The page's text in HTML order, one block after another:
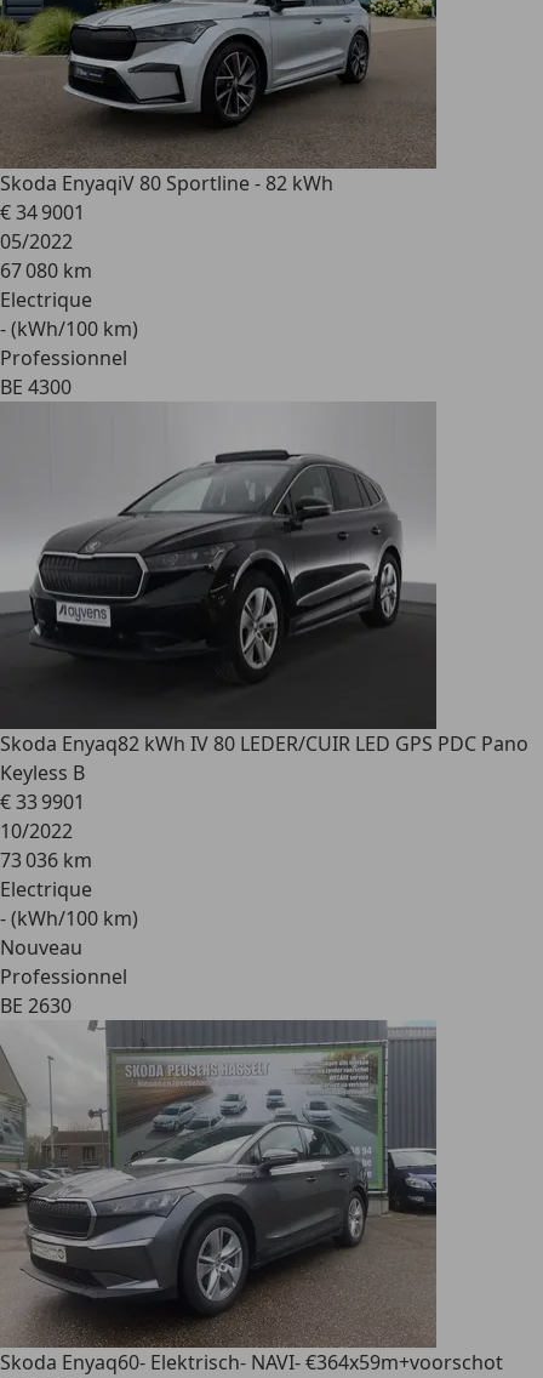
Skoda EnyaqiV 80 Sportline - 82 kWh
€ 34 9001
05/2022
67 080 km
Electrique
- (kWh/100 km)
Professionnel
BE 4300
Skoda Enyaq82 kWh IV 80 LEDER/CUIR LED GPS PDC Pano
Keyless B
€ 33 9901
10/2022
73 036 km
Electrique
- (kWh/100 km)
Nouveau
Professionnel
BE 2630
Skoda Enyaq60- Elektrisch- NAVI- €364x59m+voorschot